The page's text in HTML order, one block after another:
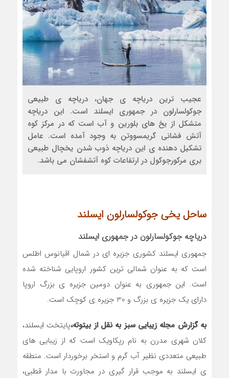
عجیب ترین دریاچه ی جهان، دریاچه ی طبیعی
جوکولسارلون در جمهوری ایسلند است. این دریاچه
متشکل از یخ های بلورین و آب است که در مرکز کوه
آتش فشانی گریمسووتن به وجود آمده است. عامل
تشکیل دهنده ی این دریاچه ذوب شدن یخچال طبیعی
بری مرکورجوکول در ارتفاعات کوه آتشفشان می باشد.
ساحل یخی جوکولسارلون ایسلند
دریاچه جوکولسارلون در جمهوری ایسلند
جمهوری ایسلند کشوری جزیره ای در شمال اقیانوس اطلس
است که به عنوان شمالی ترین کشور اروپایی شناخته شده
است. این جمهوری به عنوان دومین جزیره ی بزرگ اروپا
دارای یک جزیره ی بزرگ و 30 جزیره ی کوچک است.
به گزارش مجله زيبايي سبز به نقل از بیتوته،پایتخت ایسلند،
کلان شهری مدرن به نام رپکاویک است که از زیبایی های
طبیعی متعددی نظیر آب گرم و استخر برخوردار است. منطقه
ی ایسلند به موجب قرار گیری در مجاورت با مدار قطبی،